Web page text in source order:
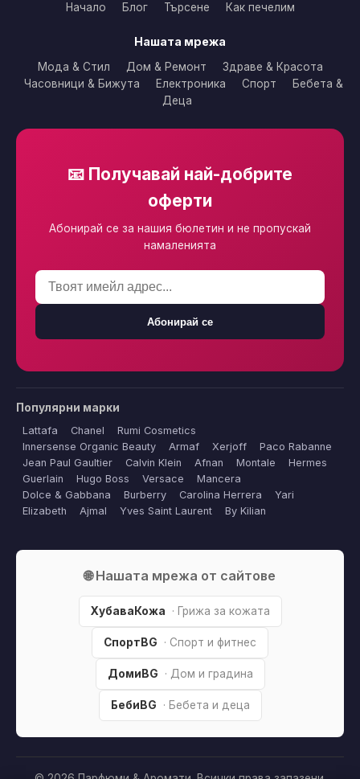
Начало Блог Търсене Как печелим
Нашата мрежа
Мода & Стил Дом & Ремонт
Здраве & Красота
Часовници & Бижута
Електроника Спорт
Бебета &
Деца
📧 Получавай най-добрите
оферти
Абонирай се за нашия бюлетин и не пропускай
намаленията
Абонирай се
Популярни марки
Lattafa Chanel
Rumi Cosmetics
Innersense Organic Beauty
Armaf Xerjoff
Paco Rabanne
Jean Paul Gaultier
Calvin Klein Afnan Montale
Hermes
Guerlain
Hugo Boss Versace
Mancera
Dolce & Gabbana
Burberry Carolina Herrera
Yari
Elizabeth
Ajmal Yves Saint Laurent By Kilian
🌐 Нашата мрежа от сайтове
ХубаваКожа · Грижа за кожата
СпортBG · Спорт и фитнес
ДомиBG · Дом и градина
БебиBG · Бебета и деца